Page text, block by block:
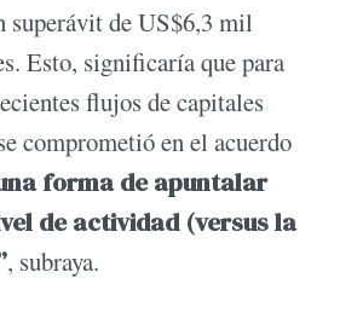
superávit de US$6,3 mil
Esto, significaría que para
flujos de capitales
comprometió en el acuerdo
forma de apuntalar
de actividad (versus la
, subraya.